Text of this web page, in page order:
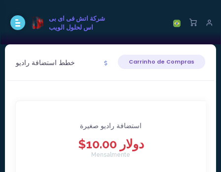
شركة اتش فى اى بى
اس لحلول الويب
خطط استضافة راديو Carrinho de Compras
استضافة راديو صغيرة
$10.00 دولار
Mensalmente